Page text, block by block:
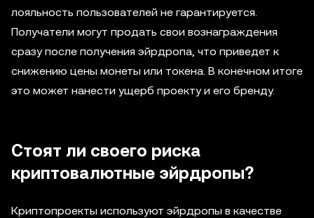
лояльность пользователей не гарантируется.
Получатели могут продать свои вознаграждения
сразу после получения эйрдропа, что приведет к
снижению цены монеты или токена. В конечном итоге
это может нанести ущерб проекту и его бренду.
Стоят ли своего риска
криптовалютные эйрдропы?
Криптопроекты используют эйрдропы в качестве